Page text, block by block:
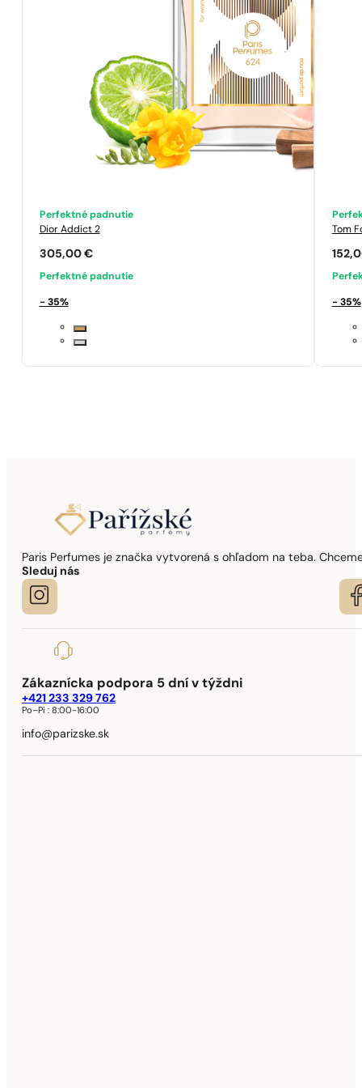
Perfektné padnutie
Dior Addict 2
305,00 €
Perfektné padnutie
- 35%
Tom
- 35%
Paris Perfumes je značka vytvorená s ohľadom na teba.
Sleduj nás
Zákaznícka podpora 5 dní v týždni
+421 233 329 762
Po–Pi :8:00-16:00
info@parizske.sk